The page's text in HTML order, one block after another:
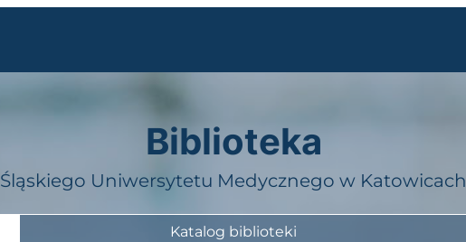
Biblioteka
Śląskiego Uniwersytetu Medycznego w Katowicach
Katalog biblioteki